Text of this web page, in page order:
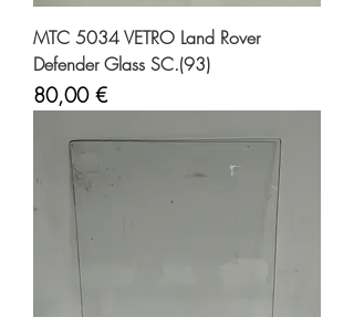
MTC 5034 VETRO Land Rover
Defender Glass SC.(93)
Prezzo
80,00 €